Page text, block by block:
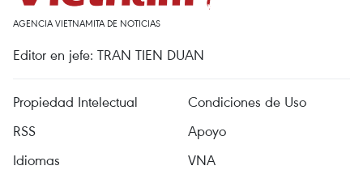
AGENCIA VIETNAMITA DE NOTICIAS
Editor en jefe: TRAN TIEN DUAN
Propiedad Intelectual
Condiciones de Uso
RSS
Apoyo
Idiomas
VNA